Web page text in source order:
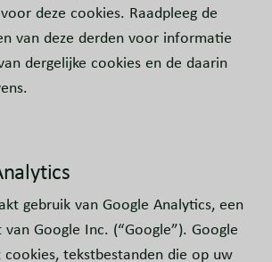
deze cookies. Raadpleeg de
van deze derden voor informatie
dergelijke cookies en de daarin
gebruik van Google Analytics, een
Google Inc. (“Google”). Google
tekstbestanden die op uw